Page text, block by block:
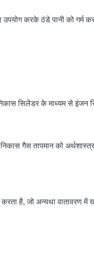
करके ठंडे पानी को गर्म
सिलेंडर के माध्यम से इंजन
गैस तापमान को
है, जो अन्यथा वातावरण